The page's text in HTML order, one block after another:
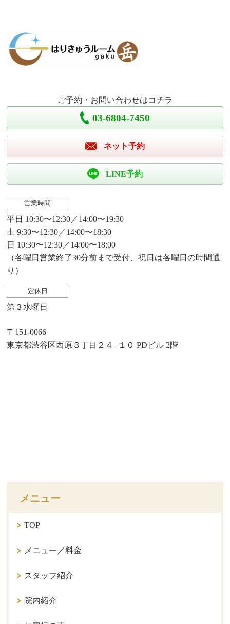
ご予約・お問い合わせはコチラ
03-6804-7450
ネット予約
LINE予約
営業時間
平日 10:30〜12:30／14:00〜19:30
土 9:30〜12:30／14:00〜18:30
日 10:30〜12:30／14:00〜18:00
（各曜日営業終了30分前まで受付、祝日は各曜日の時間通
り）
定休日
第３水曜日
〒151-0066
東京都渋谷区西原３丁目２４−１０ PDビル 2階
メニュー
TOP
メニュー／料金
スタッフ紹介
院内紹介